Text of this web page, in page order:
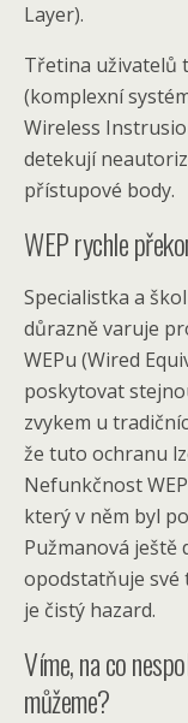
Layer).
Třetina uživatelů
(komplexní
Wireless
detekují
přístupové body.
WEP rychle
Specialistka a
důrazně varuje
WEPu (Wired
poskytovat
zvykem u
že tuto ochranu
Nefunkčnost
který v něm byl
Pužmanová
opodstatňuje své
je čistý hazard.
Víme, na co
můžeme?